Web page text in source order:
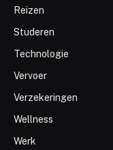
Reizen
Studeren
Technologie
Vervoer
Verzekeringen
Wellness
Werk